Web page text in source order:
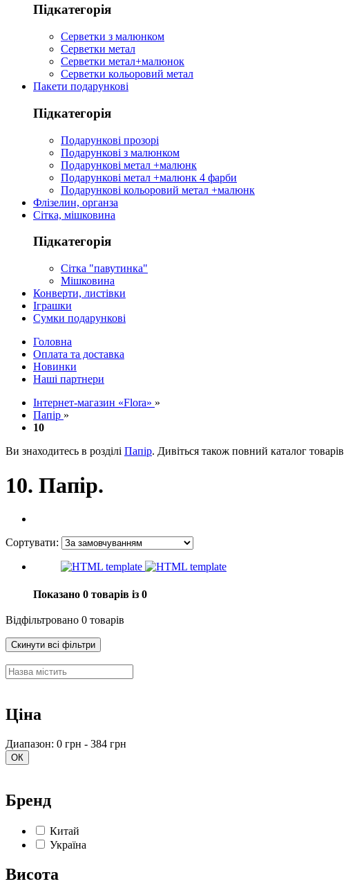
Підкатегорія
Серветки з малюнком
Серветки метал
Серветки метал+малюнок
Серветки кольоровий метал
Пакети подарункові
Підкатегорія
Подарункові прозорі
Подарункові з малюнком
Подарункові метал +малюнк
Подарункові метал +малюнк 4 фарби
Подарункові кольоровий метал +малюнк
Флізелин, органза
Сітка, мішковина
Підкатегорія
Сітка "павутинка"
Мішковина
Конверти, листівки
Іграшки
Сумки подарункові
Головна
Оплата та доставка
Новинки
Наші партнери
Інтернет-магазин «Flora» »
Папір »
10
Ви знаходитесь в розділі Папір. Дивіться також повний каталог товарів
10. Папір.
Сортувати:
Показано 0 товарів із 0
Відфільтровано 0 товарів
Скинути всі фільтри
Ціна
Диапазон: 0 грн - 384 грн
ОК
Бренд
Китай
Україна
Висота